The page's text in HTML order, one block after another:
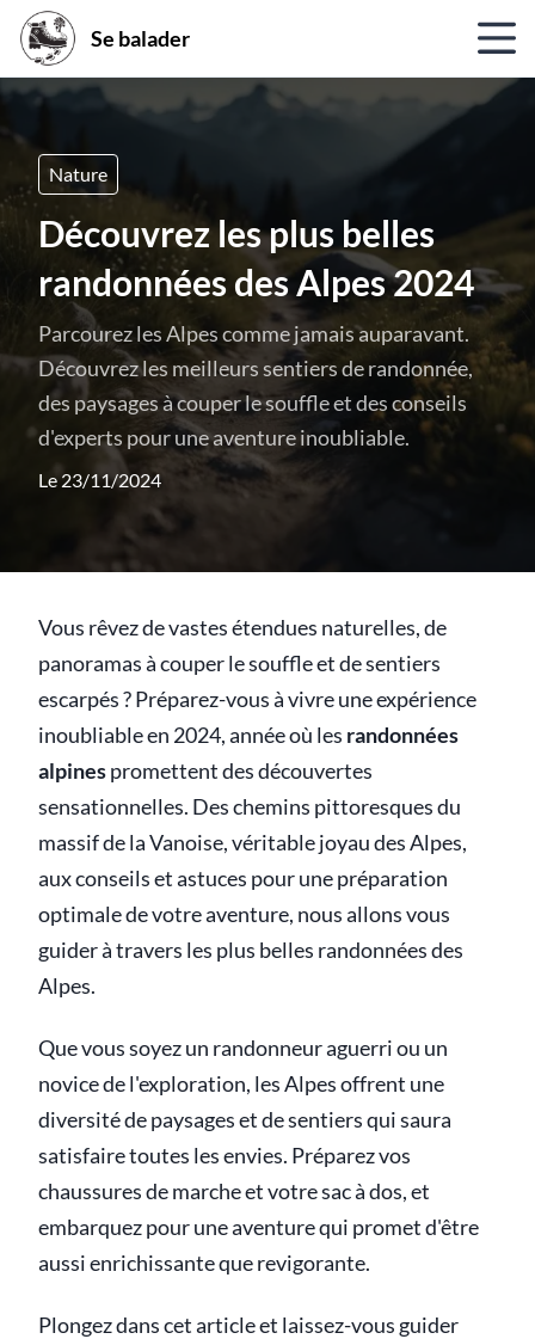
Se balader
Nature
Découvrez les plus belles
randonnées des Alpes 2024
Parcourez les Alpes comme jamais auparavant.
Découvrez les meilleurs sentiers de randonnée,
des paysages à couper le souffle et des conseils
d'experts pour une aventure inoubliable.
Le 23/11/2024
Vous rêvez de vastes étendues naturelles, de
panoramas à couper le souffle et de sentiers
escarpés ? Préparez-vous à vivre une expérience
inoubliable en 2024, année où les randonnées
alpinespromettent des découvertes
sensationnelles. Des chemins pittoresques du
massif de la Vanoise, véritable joyau des Alpes,
aux conseils et astuces pour une préparation
optimale de votre aventure, nous allons vous
guider à travers les plus belles randonnées des
Alpes.
Que vous soyez un randonneur aguerri ou un
novice de l'exploration, les Alpes offrent une
diversité de paysages et de sentiers qui saura
satisfaire toutes les envies. Préparez vos
chaussures de marche et votre sac à dos, et
embarquez pour une aventure qui promet d'être
aussi enrichissante que revigorante.
Plongez dans cet article et laissez-vous guider